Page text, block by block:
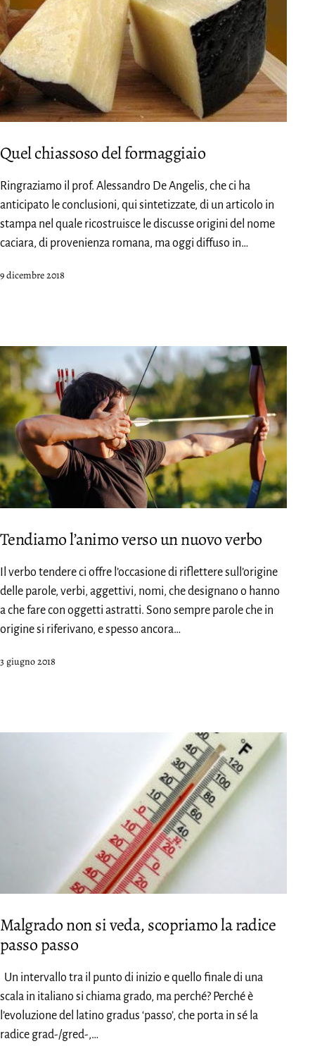
Quel chiassoso del formaggiaio
Ringraziamo il prof. Alessandro De Angelis, che ci ha
anticipato le conclusioni, qui sintetizzate, di un articolo in
stampa nel quale ricostruisce le discusse origini del nome
caciara, di provenienza romana, ma oggi diffuso in…
Pubblicato
9 dicembre 2018
Tendiamo l’animo verso un nuovo verbo
Il verbo tendere ci offre l’occasione di riflettere sull’origine
delle parole, verbi, aggettivi, nomi, che designano o hanno
a che fare con oggetti astratti. Sono sempre parole che in
origine si riferivano, e spesso ancora…
Pubblicato
3 giugno 2018
Malgrado non si veda, scopriamo la radice
passo passo
Un intervallo tra il punto di inizio e quello finale di una
scala in italiano si chiama grado, ma perché? Perché è
l’evoluzione del latino gradus ‘passo’, che porta in sé la
radice grad-/gred-,…